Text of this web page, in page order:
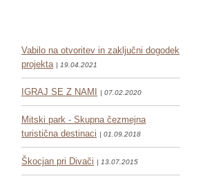
Vabilo na otvoritev in zaključni dogodek
projekta | 19.04.2021
IGRAJ SE Z NAMI | 07.02.2020
Mitski park - Skupna čezmejna
turistična destinaci | 01.09.2018
Škocjan pri Divači | 13.07.2015